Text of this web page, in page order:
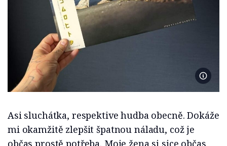
Foto
Asi sluchátka, respektive hudba obecně. Dokáže
mi okamžitě zlepšit špatnou náladu, což je
občas prostě potřeba. Moje žena si sice občas